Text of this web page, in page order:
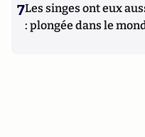
7Les singes ont eux
: plongée dans le